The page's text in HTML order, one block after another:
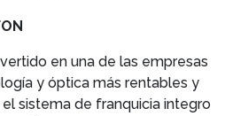
en una de las empresas
y óptica más rentables y
sistema de franquicia integro